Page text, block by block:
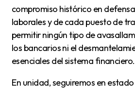
compromiso histórico en
laborales y de cada puesto de
permitir ningún tipo de
los bancarios ni el
esenciales del sistema financiero.
En unidad, seguiremos en estado de alerta y